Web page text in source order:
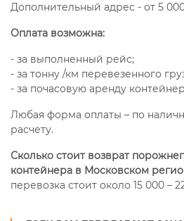
Дополнительный адрес - от 5
Оплата возможна:
- за выполненный рейс;
- за тонну /км перевезенного
- за почасовую аренду
Любая форма оплаты – по
расчету.
Сколько стоит возврат
контейнера в Московском
перевозка стоит около 15 000 –